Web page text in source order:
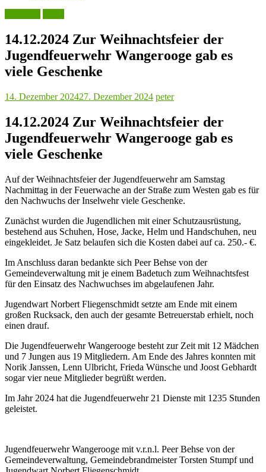
14.12.2024 Zur Weihnachtsfeier der
Jugendfeuerwehr Wangerooge gab es
viele Geschenke
14. Dezember 202427. Dezember 2024 peter
14.12.2024 Zur Weihnachtsfeier der
Jugendfeuerwehr Wangerooge gab es
viele Geschenke
Auf der Weihnachtsfeier der Jugendfeuerwehr am Samstag
Nachmittag in der Feuerwache an der Straße zum Westen gab es für
den Nachwuchs der Inselwehr viele Geschenke.
Zunächst wurden die Jugendlichen mit einer Schutzausrüstung,
bestehend aus Schuhen, Hose, Jacke, Helm und Handschuhen, neu
eingekleidet. Je Satz belaufen sich die Kosten dabei auf ca. 250.- €.
Im Anschluss daran bedankte sich Peer Behse von der
Gemeindeverwaltung mit je einem Badetuch zum Weihnachtsfest
für den Einsatz des Nachwuchses im abgelaufenen Jahr.
Jugendwart Norbert Fliegenschmidt setzte am Ende mit einem
großen Rucksack, den auch der gesamte Betreuerstab erhielt, noch
einen drauf.
Die Jugendfeuerwehr Wangerooge besteht zur Zeit mit 12 Mädchen
und 7 Jungen aus 19 Mitgliedern. Am Ende des Jahres konnten mit
Norik Janssen, Lenn Ulbricht, Frieda Wünsche und Joost Gebhardt
sogar vier neue Mitglieder begrüßt werden.
Im Jahr 2024 hat die Jugendfeuerwehr 21 Dienste mit 1235 Stunden
geleistet.
Jugendfeuerwehr Wangerooge mit v.r.n.l. Peer Behse von der
Gemeindeverwaltung, Gemeindebrandmeister Torsten Stumpf und